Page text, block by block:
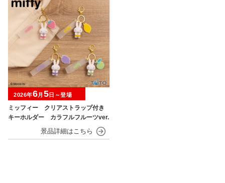
ミッフィー クリアストラップ付き
キーホルダー カラフルフルーツver.
2026年6月 5日～登場